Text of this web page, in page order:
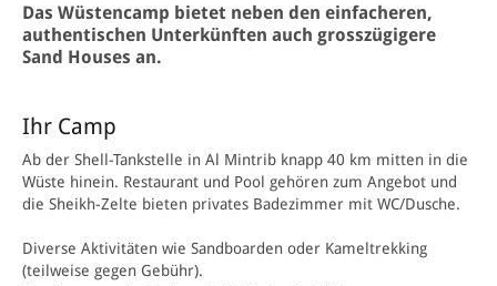
Das Wüstencamp bietet neben den einfacheren,
authentischen Unterkünften auch grosszügigere
Sand Houses an.
Ihr Camp
Ab der Shell­-Tankstelle in Al Mintrib knapp 40 km mitten in die
Wüste hinein. Restaurant und Pool gehören zum Angebot und
die Sheikh-­Zelte bieten privates Badezimmer mit WC/Dusche.
Diverse Aktivitäten wie Sandboarden oder Kameltrekking
(teilweise gegen Gebühr).